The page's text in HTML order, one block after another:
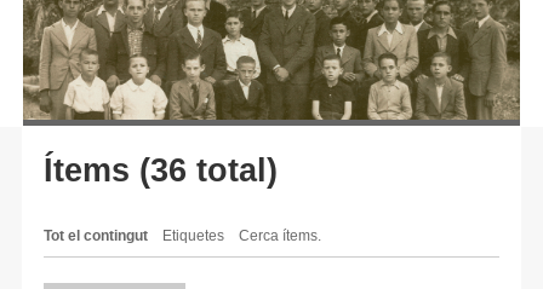
Ítems (36 total)
Tot el contingut Etiquetes Cerca ítems.